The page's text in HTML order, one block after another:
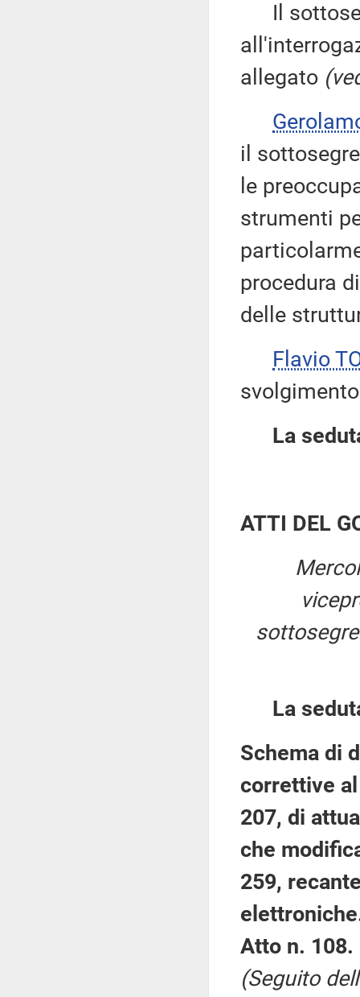
Il
allegato
il
le
strumenti
procedura
delle
Flavio
La
ATTI DEL
La
Schema di
correttive
207, di
che
259,
Atto n. 108.
(Seguito